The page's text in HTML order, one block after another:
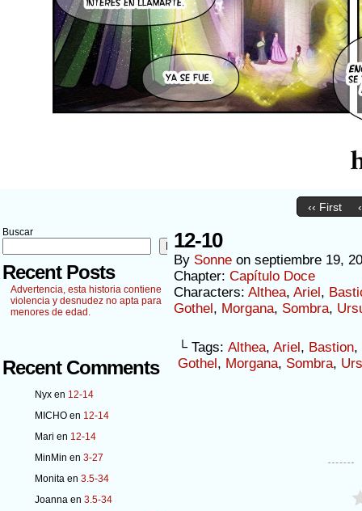
‹‹ First
Buscar
Buscar
Recent Posts
Advertencia, esta historia contiene
violencia y desnudez no apta para
menores de edad.
Recent Comments
Nyx en 12-14
MICHO en 12-14
Mari en 12-14
MinMin en 3-27
Monita en 3.5-34
Joanna en 3.5-34
12-10
By Sonne on septiembre 19,
Chapter: Capítulo Doce
Characters: Althea, Ariel,
Gothel, Morgana, Sombra,
└ Tags: Althea, Ariel, Bastion,
Gothel, Morgana, Sombra,